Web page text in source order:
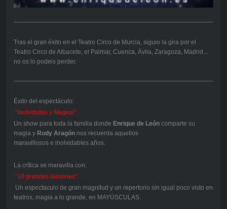
Tras el gran éxito en el Teatro Circo de Murcia, siguio la gira por el
Teatro Circo de Albacete, el Palmar, Cuenca, Ávila, Zaragoza, Madrid...
no os lo podeis perder.
Éxito del espectáculo:
"Inolvidable y Magico"
Un show para toda la familia donde Enrique de Leóncomparte su
magia y Rody Aragónnos recuerda aquellos
maravillosos e inolvidables años.
La crítica se maravilla con:
"10 grandes ilusiones"
Un espectaculo de gran magnitud y un repertorio sin igual poco visto en
teatros, magia a lo grande, en MAYÚSCULAS.